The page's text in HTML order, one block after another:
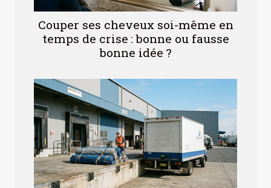
Couper ses cheveux soi-même en
temps de crise : bonne ou fausse
bonne idée ?